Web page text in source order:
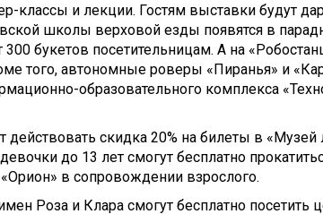
классы и лекции. Гостям выставки будут
школы верховой езды появятся в
300 букетов посетительницам. А на
того, автономные роверы «Пиранья» и
образовательного комплекса
скидка 20% на билеты в
до 13 лет смогут бесплатно
в сопровождении взрослого.
Роза и Клара смогут бесплатно посетить